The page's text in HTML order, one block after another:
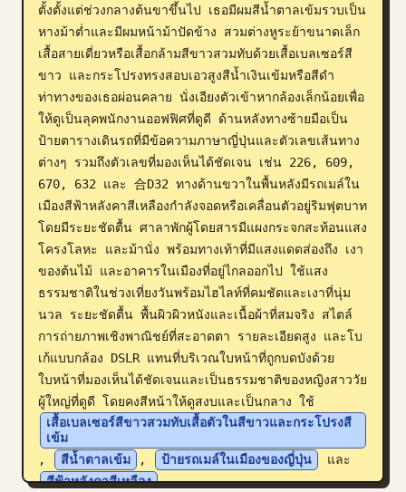
อัปเดต
ตั้งตั้งแต่ช่วงกลางต้นขาขึ้นไป เธอมีผมสีน้ำตาลเข้มรวบเป็น
หางม้าต่ำและมีผมหน้าม้าปัดข้าง สวมต่างหูระย้าขนาดเล็ก
เสื้อสายเดี่ยวหรือเสื้อกล้ามสีขาวสวมทับด้วยเสื้อเบลเซอร์สี
ขาว และกระโปรงทรงสอบเอวสูงสีน้ำเงินเข้มหรือสีดำ
ท่าทางของเธอผ่อนคลาย นั่งเอียงตัวเข้าหากล้องเล็กน้อยเพื่อ
ให้ดูเป็นลุคพนักงานออฟฟิศที่ดูดี ด้านหลังทางซ้ายมือเป็น
ป้ายตารางเดินรถที่มีข้อความภาษาญี่ปุ่นและตัวเลขเส้นทาง
ต่างๆ รวมถึงตัวเลขที่มองเห็นได้ชัดเจน เช่น 226, 609,
670, 632 และ 合D32 ทางด้านขวาในพื้นหลังมีรถเมล์ใน
เมืองสีฟ้าหลังคาสีเหลืองกำลังจอดหรือเคลื่อนตัวอยู่ริมฟุตบาท
โดยมีระยะชัดตื้น ศาลาพักผู้โดยสารมีแผงกระจกสะท้อนแสง
โครงโลหะ และม้านั่ง พร้อมทางเท้าที่มีแสงแดดส่องถึง เงา
ของต้นไม้ และอาคารในเมืองที่อยู่ไกลออกไป ใช้แสง
ธรรมชาติในช่วงเที่ยงวันพร้อมไฮไลท์ที่คมชัดและเงาที่นุ่ม
นวล ระยะชัดตื้น พื้นผิวผิวหนังและเนื้อผ้าที่สมจริง สไตล์
การถ่ายภาพเชิงพาณิชย์ที่สะอาดตา รายละเอียดสูง และโบ
เก้แบบกล้อง DSLR แทนที่บริเวณใบหน้าที่ถูกบดบังด้วย
ใบหน้าที่มองเห็นได้ชัดเจนและเป็นธรรมชาติของหญิงสาววัย
ผู้ใหญ่ที่ดูดี โดยคงสีหน้าให้ดูสงบและเป็นกลาง ใช้
เสื้อเบลเซอร์สีขาวสวมทับเสื้อตัวในสีขาวและกระโปรงสี
เข้ม
,
สีน้ำตาลเข้ม , ป้ายรถเมล์ในเมืองของญี่ปุ่น
และ
สีฟ้าหลังคาสีเหลือง